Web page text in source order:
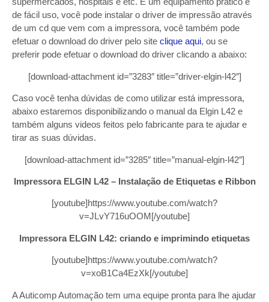
de fácil uso, você pode instalar o driver de impressão através
de um cd que vem com a impressora, você também pode
efetuar o download do driver pelo site clique aqui, ou se
preferir pode efetuar o download do driver clicando a abaixo:
[download-attachment id=”3283″ title=”driver-elgin-l42″]
Caso você tenha dúvidas de como utilizar está impressora,
abaixo estaremos disponibilizando o manual da Elgin L42 e
também alguns videos feitos pelo fabricante para te ajudar e
tirar as suas dúvidas.
[download-attachment id=”3285″ title=”manual-elgin-l42″]
Impressora ELGIN L42 – Instalação de Etiquetas e Ribbon
[youtube]https://www.youtube.com/watch?
v=JLvY716uOOM[/youtube]
Impressora ELGIN L42: criando e imprimindo etiquetas
[youtube]https://www.youtube.com/watch?
v=xoB1Ca4EzXk[/youtube]
A Auticomp Automação tem uma equipe pronta para lhe ajudar